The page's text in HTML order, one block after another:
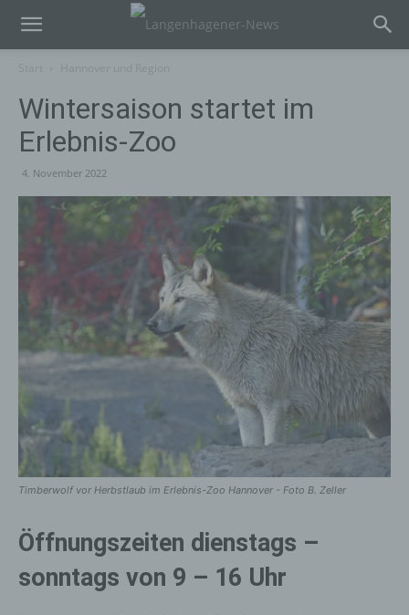
Wintersaison startet im
Erlebnis-Zoo
4. November 2022
Timberwolf vor Herbstlaub im Erlebnis-Zoo Hannover - Foto B. Zeller
Öffnungszeiten dienstags –
sonntags von 9 – 16 Uhr